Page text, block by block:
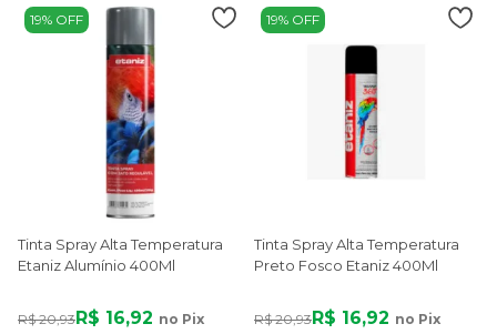
19% OFF
Tinta Spray Alta Temperatura
Etaniz Alumínio 400Ml
R$ 20,93R$ 16,92 no Pix
19% OFF
Tinta Spray Alta Temperatura
Preto Fosco Etaniz 400Ml
R$ 20,93R$ 16,92 no Pix